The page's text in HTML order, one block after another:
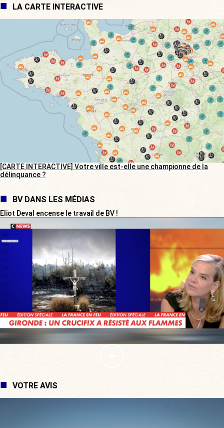
LA CARTE INTERACTIVE
[CARTE INTERACTIVE] Votre ville est-elle une championne de la
délinquance ?
BV DANS LES MÉDIAS
Eliot Deval encense le travail de BV !
VOTRE AVIS